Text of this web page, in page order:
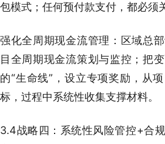
包模式；任何预付款支付，都必须
强化全周期现金流管理：区域总
目全周期现金流策划与监控；把
的“生命线”，设立专项奖励，从
标，过程中系统性收集支撑材料。
3.4战略四：系统性风险管控+合